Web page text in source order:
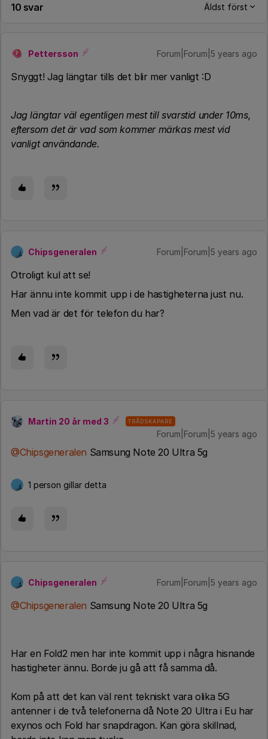
10 svar Äldst först
P Pettersson Forum|Forum|5 years ago
Snyggt! Jag längtar tills det blir mer vanligt :D
Jag längtar väl egentligen mest till svarstid under 10ms,
eftersom det är vad som kommer märkas mest vid
vanligt användande.
Chipsgeneralen Forum|Forum|5 years ago
Otroligt kul att se!
Har ännu inte kommit upp i de hastigheterna just nu.
Men vad är det för telefon du har?
Martin 20 år med 3 TRÅDSKAPARE
Forum|Forum|5 years ago
@Chipsgeneralen Samsung Note 20 Ultra 5g
1 person gillar detta
Chipsgeneralen Forum|Forum|5 years ago
@Chipsgeneralen Samsung Note 20 Ultra 5g
Har en Fold2 men har inte kommit upp i några hisnande
hastigheter ännu. Borde ju gå att få samma då.
Kom på att det kan väl rent tekniskt vara olika 5G
antenner i de två telefonerna då Note 20 Ultra i Eu har
exynos och Fold har snapdragon. Kan göra skillnad,